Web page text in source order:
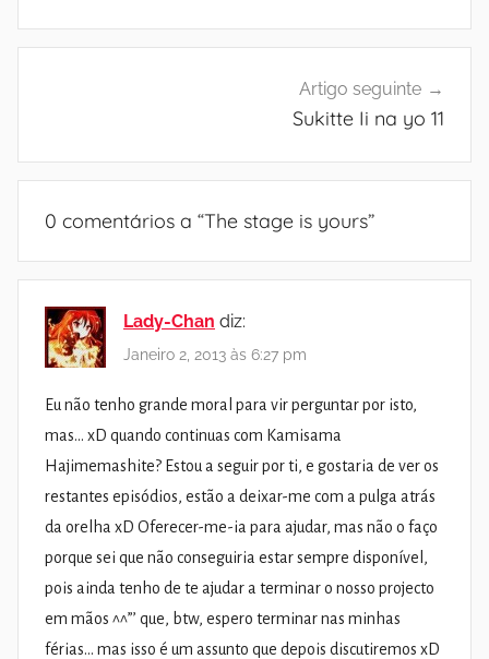
Artigo seguinte
Sukitte Ii na yo 11
0 comentários a “The stage is yours”
Lady-Chan diz:
Janeiro 2, 2013 às 6:27 pm
Eu não tenho grande moral para vir perguntar por isto,
mas… xD quando continuas com Kamisama
Hajimemashite? Estou a seguir por ti, e gostaria de ver os
restantes episódios, estão a deixar-me com a pulga atrás
da orelha xD Oferecer-me-ia para ajudar, mas não o faço
porque sei que não conseguiria estar sempre disponível,
pois ainda tenho de te ajudar a terminar o nosso projecto
em mãos ^^”’ que, btw, espero terminar nas minhas
férias… mas isso é um assunto que depois discutiremos xD